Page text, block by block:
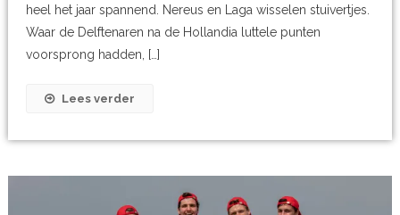
heel het jaar spannend. Nereus en Laga wisselen stuivertjes.
Waar de Delftenaren na de Hollandia luttele punten
voorsprong hadden, […]
Lees verder